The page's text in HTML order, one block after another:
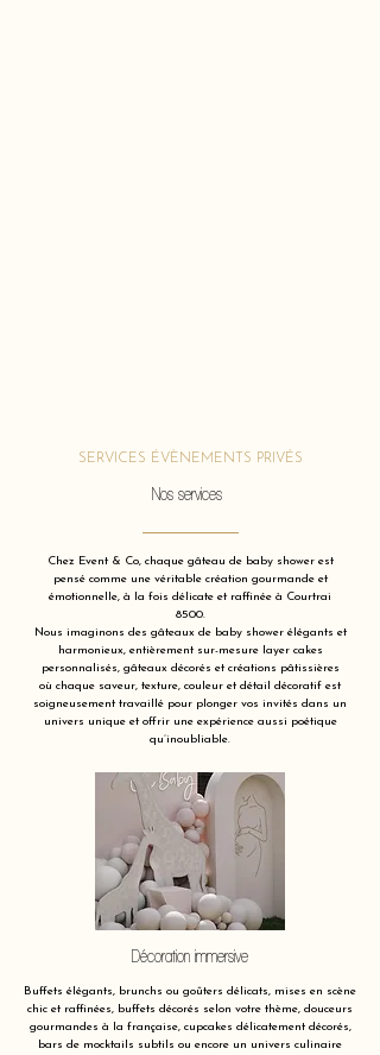
SERVICES ÉVÈNEMENTS PRIVÉS
Nos services
Chez Event & Co, chaque gâteau de baby shower est
pensé comme une véritable création gourmande et
émotionnelle, à la fois délicate et raffinée à Courtrai
8500.
Nous imaginons des gâteaux de baby shower élégants et
harmonieux, entièrement sur-mesure layer cakes
personnalisés, gâteaux décorés et créations pâtissières
où chaque saveur, texture, couleur et détail décoratif est
soigneusement travaillé pour plonger vos invités dans un
univers unique et offrir une expérience aussi poétique
qu’inoubliable.
Décoration immersive
Buffets élégants, brunchs ou goûters délicats, mises en scène
chic et raffinées, buffets décorés selon votre thème, douceurs
gourmandes à la française, cupcakes délicatement décorés,
bars de mocktails subtils ou encore un univers culinaire